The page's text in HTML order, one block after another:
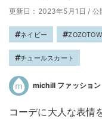
更新日：2023年5月1日 / 公
ネイビー
チュールスカート
michill ファッション
コーデに大人な表情